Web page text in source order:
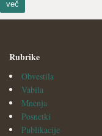
več
Rubrike
Obvestila
Vabila
Mnenja
Posnetki
Publikacije